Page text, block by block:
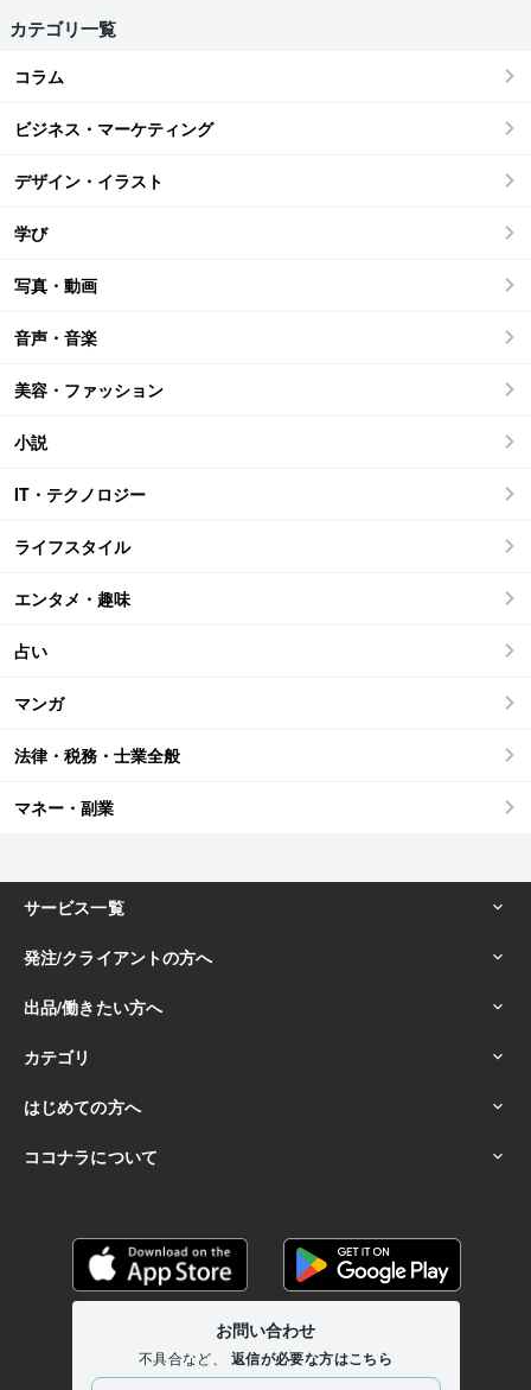
カテゴリ一覧
コラム
ビジネス・マーケティング
デザイン・イラスト
学び
写真・動画
音声・音楽
美容・ファッション
小説
IT・テクノロジー
ライフスタイル
エンタメ・趣味
占い
マンガ
法律・税務・士業全般
マネー・副業